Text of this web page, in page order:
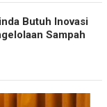
Butuh Inovasi
Sampah